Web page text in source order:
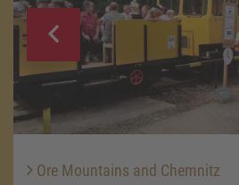
Ore Mountains and Chemnitz